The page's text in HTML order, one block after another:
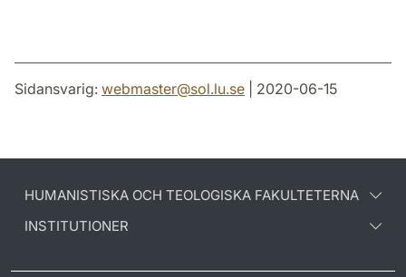
Sidansvarig: webmaster@sol.lu.se | 2020-06-15
HUMANISTISKA OCH TEOLOGISKA FAKULTETERNA
INSTITUTIONER